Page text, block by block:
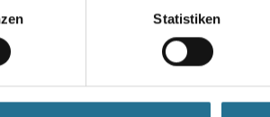
Statistiken